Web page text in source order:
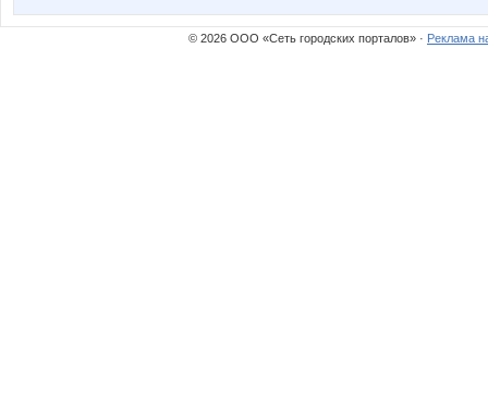
© 2026 ООО «Сеть городских порталов» · Реклама